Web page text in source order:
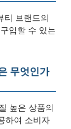
티 브랜드의
입할 수 있는
무엇인가
높은 상품의
하여 소비자